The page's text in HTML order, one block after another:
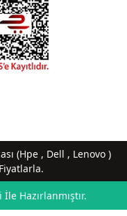
(Hpe , Dell , Lenovo )
İle Hazırlanmıştır.